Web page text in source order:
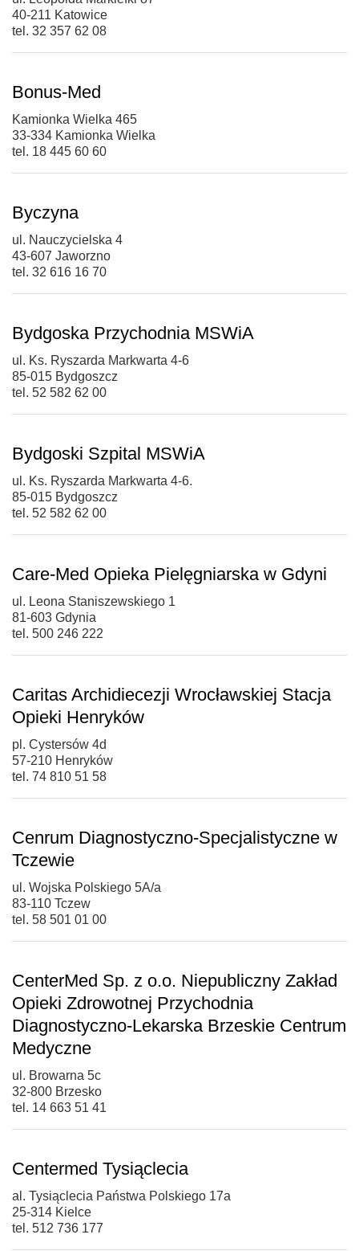
40-211 Katowice
tel. 32 357 62 08
Bonus-Med
Kamionka Wielka 465
33-334 Kamionka Wielka
tel. 18 445 60 60
Byczyna
ul. Nauczycielska 4
43-607 Jaworzno
tel. 32 616 16 70
Bydgoska Przychodnia MSWiA
ul. Ks. Ryszarda Markwarta 4-6
85-015 Bydgoszcz
tel. 52 582 62 00
Bydgoski Szpital MSWiA
ul. Ks. Ryszarda Markwarta 4-6.
85-015 Bydgoszcz
tel. 52 582 62 00
Care-Med Opieka Pielęgniarska w Gdyni
ul. Leona Staniszewskiego 1
81-603 Gdynia
tel. 500 246 222
Caritas Archidiecezji Wrocławskiej Stacja
Opieki Henryków
pl. Cystersów 4d
57-210 Henryków
tel. 74 810 51 58
Cenrum Diagnostyczno-Specjalistyczne w
Tczewie
ul. Wojska Polskiego 5A/a
83-110 Tczew
tel. 58 501 01 00
CenterMed Sp. z o.o. Niepubliczny Zakład
Opieki Zdrowotnej Przychodnia
Diagnostyczno-Lekarska Brzeskie Centrum
Medyczne
ul. Browarna 5c
32-800 Brzesko
tel. 14 663 51 41
Centermed Tysiąclecia
al. Tysiąclecia Państwa Polskiego 17a
25-314 Kielce
tel. 512 736 177